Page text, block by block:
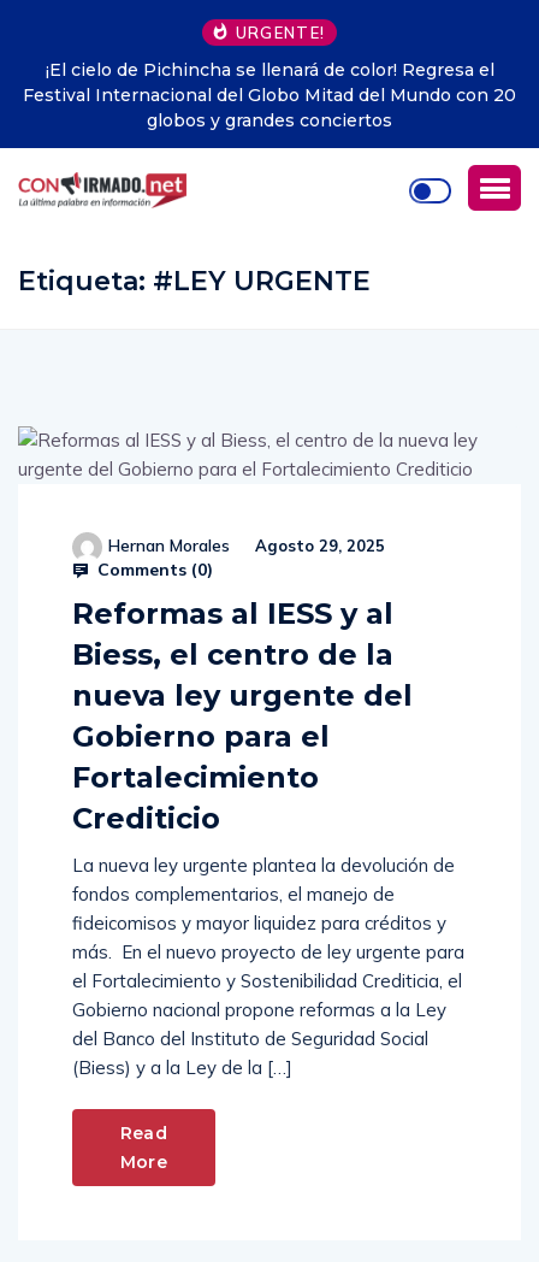
URGENTE!
el
con 20
Rusia da un paso clave hacia diminutos robots
inspirados en los abejorros
Etiqueta: #LEY URGENTE
Hernan Morales Agosto 29, 2025
Comments (0)
Reformas al IESS y al
Biess, el centro de la
nueva ley urgente del
Gobierno para el
Fortalecimiento
Crediticio
La nueva ley urgente plantea la devolución de
fondos complementarios, el manejo de
fideicomisos y mayor liquidez para créditos y
más. En el nuevo proyecto de ley urgente para
el Fortalecimiento y Sostenibilidad Crediticia, el
Gobierno nacional propone reformas a la Ley
del Banco del Instituto de Seguridad Social
(Biess) y a la Ley de la […]
Read
More